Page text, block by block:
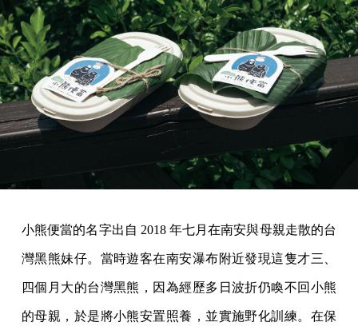
小熊便當的名字出自 2018 年七月在南安與母親走散的台
灣黑熊妹仔。當時遊客在南安瀑布附近發現這隻才三、
四個月大的台灣黑熊，因為經歷多日波折仍喚不回小熊
的母親，於是將小熊安置照養，並實施野化訓練。在保